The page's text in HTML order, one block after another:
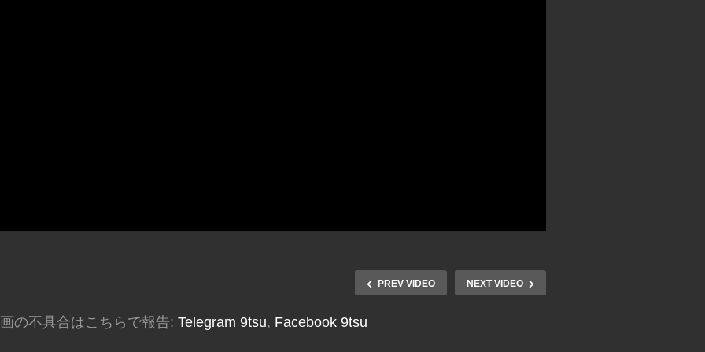
PREV VIDEO NEXT VIDEO
の不具合はこちらで報告: Telegram 9tsu, Facebook 9tsu